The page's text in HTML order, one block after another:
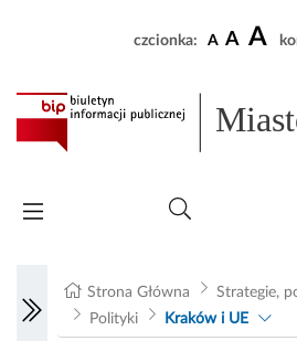
czcionka: A A A
Strona Główna
Strategie,
Polityki
Kraków i UE